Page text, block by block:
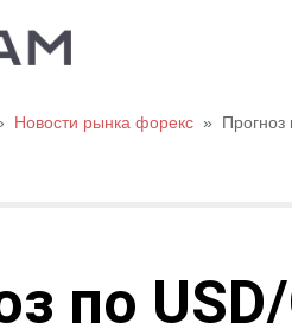
Новости рынка форекс »
по